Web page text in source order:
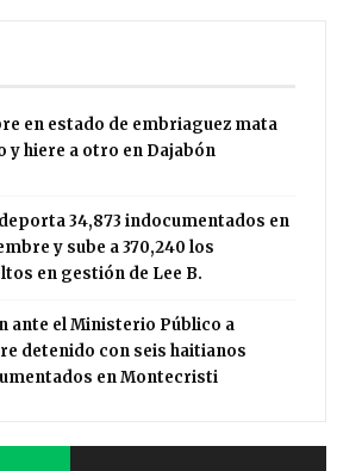
en estado de embriaguez mata
y hiere a otro en Dajabón
34,873 indocumentados en
y sube a 370,240 los
en gestión de Lee B.
ante el Ministerio Público a
detenido con seis haitianos
en Montecristi